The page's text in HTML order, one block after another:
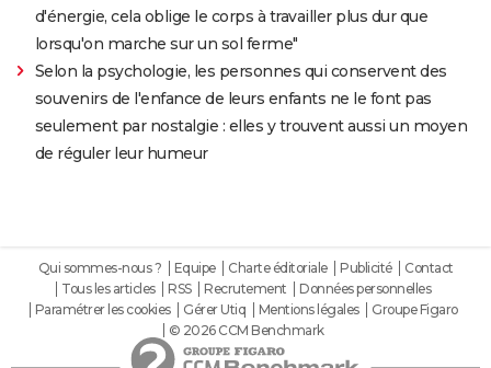
d'énergie, cela oblige le corps à travailler plus dur que
lorsqu'on marche sur un sol ferme"
Selon la psychologie, les personnes qui conservent des
souvenirs de l'enfance de leurs enfants ne le font pas
seulement par nostalgie : elles y trouvent aussi un moyen
de réguler leur humeur
Qui sommes-nous ? Equipe Charte éditoriale Publicité
Contact
Tous les articles
RSS Recrutement
Données personnelles
Paramétrer les cookies
Gérer Utiq Mentions légales
Groupe Figaro
© 2026 CCM Benchmark